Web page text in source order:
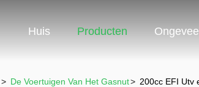
Huis Producten
> De Voertuigen Van Het Gasnut> 200cc EFI Utv